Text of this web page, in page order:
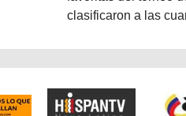
clasificaron a las